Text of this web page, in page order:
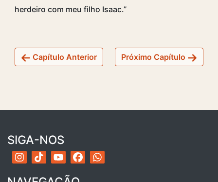
herdeiro com meu filho Isaac.”
Capítulo Anterior Próximo Capítulo
SIGA-NOS